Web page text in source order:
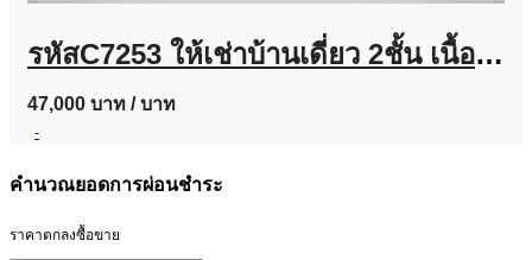
รหัสC7253 ให้เช่าบ้านเดี่ยว 2ชั้น เนื้อที่ประมาณ 100 ตารางวา ย่านถนนนวมินทร์ บ้านตกแต่งพร้อมอยู่
47,000 บาท / บาท
-
คำนวณยอดการผ่อนชำระ
ราคาตกลงซื้อขาย